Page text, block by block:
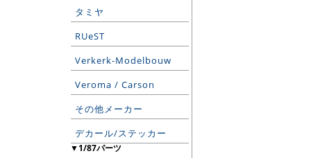
タミヤ
RUeST
Verkerk-Modelbouw
Veroma / Carson
その他メーカー
デカール/ステッカー
▼1/87パーツ